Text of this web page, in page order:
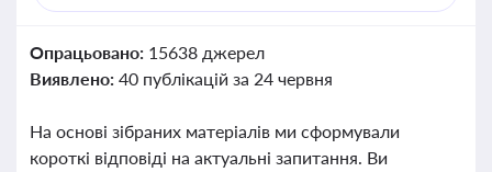
Опрацьовано: 15638 джерел
Виявлено: 40 публікацій за 24 червня
На основі зібраних матеріалів ми сформували
короткі відповіді на актуальні запитання. Ви